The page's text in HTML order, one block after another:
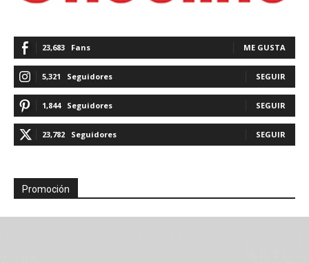
23,683 Fans ME GUSTA
5,321 Seguidores SEGUIR
1,844 Seguidores SEGUIR
23,782 Seguidores SEGUIR
Promoción